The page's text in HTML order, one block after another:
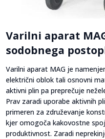
Varilni aparat
sodobnega
Varilni aparat MAG je
električni oblok tali osnovni
aktivni plin pa preprečuje
Prav zaradi uporabe aktivnih
primeren za združevanje
kjer omogoča kakovostne
produktivnost. Zaradi